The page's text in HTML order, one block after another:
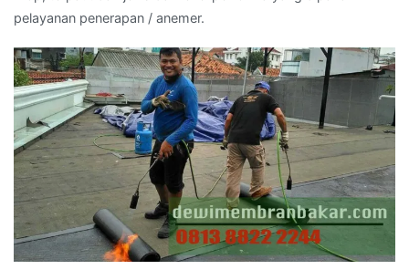
pelayanan penerapan / anemer.